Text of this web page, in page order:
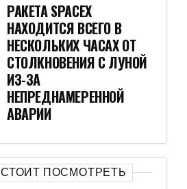
РАКЕТА SPACEX
НАХОДИТСЯ ВСЕГО В
НЕСКОЛЬКИХ ЧАСАХ ОТ
СТОЛКНОВЕНИЯ С ЛУНОЙ
ИЗ-ЗА
НЕПРЕДНАМЕРЕННОЙ
АВАРИИ
СТОИТ ПОСМОТРЕТЬ